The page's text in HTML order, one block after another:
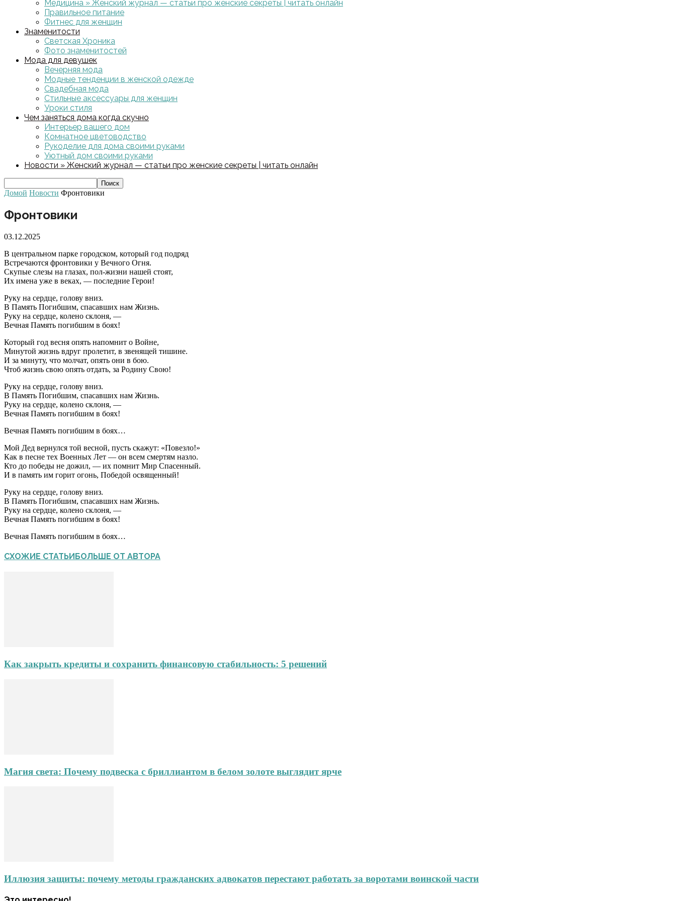
Медицина » Женский журнал — статьи про женские секреты | читать онлайн
Правильное питание
Фитнес для женщин
Знаменитости
Светская Хроника
Фото знаменитостей
Мода для девушек
Вечерняя мода
Модные тенденции в женской одежде
Свадебная мода
Стильные аксессуары для женщин
Уроки стиля
Чем заняться дома когда скучно
Интерьер вашего дом
Комнатное цветоводство
Рукоделие для дома своими руками
Уютный дом своими руками
Новости » Женский журнал — статьи про женские секреты | читать онлайн
Домой Новости Фронтовики
Фронтовики
03.12.2025
В центральном парке городском, который год подряд
Встречаются фронтовики у Вечного Огня.
Скупые слезы на глазах, пол-жизни нашей стоят,
Их имена уже в веках, — последние Герои!
Руку на сердце, голову вниз.
В Память Погибшим, спасавших нам Жизнь.
Руку на сердце, колено склоня, —
Вечная Память погибшим в боях!
Который год весня опять напомнит о Войне,
Минутой жизнь вдруг пролетит, в звенящей тишине.
И за минуту, что молчат, опять они в бою.
Чтоб жизнь свою опять отдать, за Родину Свою!
Руку на сердце, голову вниз.
В Память Погибшим, спасавших нам Жизнь.
Руку на сердце, колено склоня, —
Вечная Память погибшим в боях!
Вечная Память погибшим в боях…
Мой Дед вернулся той весной, пусть скажут: «Повезло!»
Как в песне тех Военных Лет — он всем смертям назло.
Кто до победы не дожил, — их помнит Мир Спасенный.
И в память им горит огонь, Победой освященный!
Руку на сердце, голову вниз.
В Память Погибшим, спасавших нам Жизнь.
Руку на сердце, колено склоня, —
Вечная Память погибшим в боях!
Вечная Память погибшим в боях…
СХОЖИЕ СТАТЬИБОЛЬШЕ ОТ АВТОРА
Как закрыть кредиты и сохранить финансовую стабильность: 5 решений
Магия света: Почему подвеска с бриллиантом в белом золоте выглядит ярче
Иллюзия защиты: почему методы гражданских адвокатов перестают работать за воротами воинской части